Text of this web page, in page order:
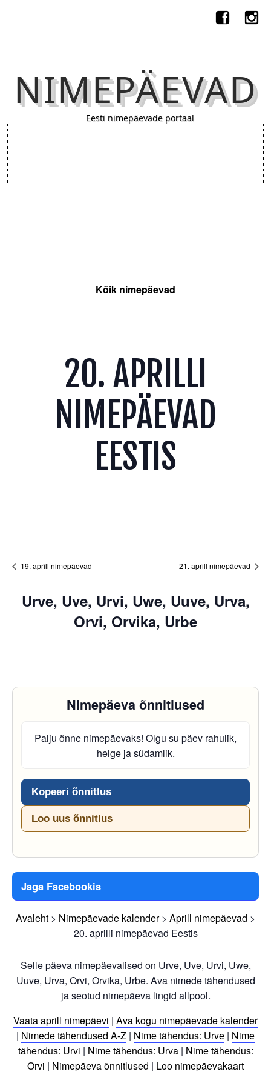
NIMEPÄEVAD
Eesti nimepäevade portaal
Kõik nimepäevad
20. APRILLI
NIMEPÄEVAD
EESTIS
19. aprill nimepäevad 21. aprill nimepäevad
Urve, Uve, Urvi, Uwe, Uuve, Urva,
Orvi, Orvika, Urbe
Nimepäeva õnnitlused
Palju õnne nimepäevaks! Olgu su päev rahulik,
helge ja südamlik.
Kopeeri õnnitlus
Loo uus õnnitlus
Jaga Facebookis
Avaleht > Nimepäevade kalender> Aprill nimepäevad >
20. aprilli nimepäevad Eestis
Selle päeva nimepäevalised on Urve, Uve, Urvi, Uwe,
Uuve, Urva, Orvi, Orvika, Urbe. Ava nimede tähendused
ja seotud nimepäeva lingid allpool.
Vaata aprill nimepäevi | Ava kogu nimepäevade kalender
| Nimede tähendused A-Z | Nime tähendus: Urve | Nime
tähendus: Urvi | Nime tähendus: Urva| Nime tähendus:
Orvi | Nimepäeva õnnitlused | Loo nimepäevakaart